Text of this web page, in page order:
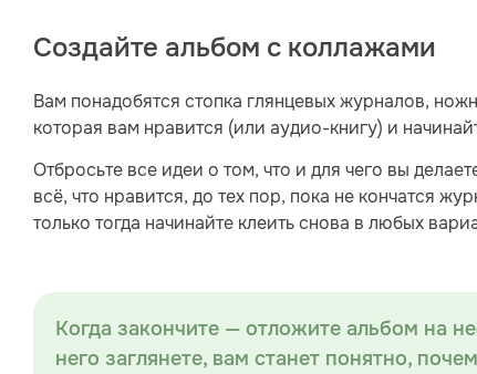
Создайте альбом с коллажами
Вам понадобятся стопка глянцевых журналов,
которая вам нравится (или аудио-книгу) и
Отбросьте все идеи о том, что и для чего вы
всё, что нравится, до тех пор, пока не кончатся
только тогда начинайте клеить снова в любых
Когда закончите — отложите альбом на
него заглянете, вам станет понятно,